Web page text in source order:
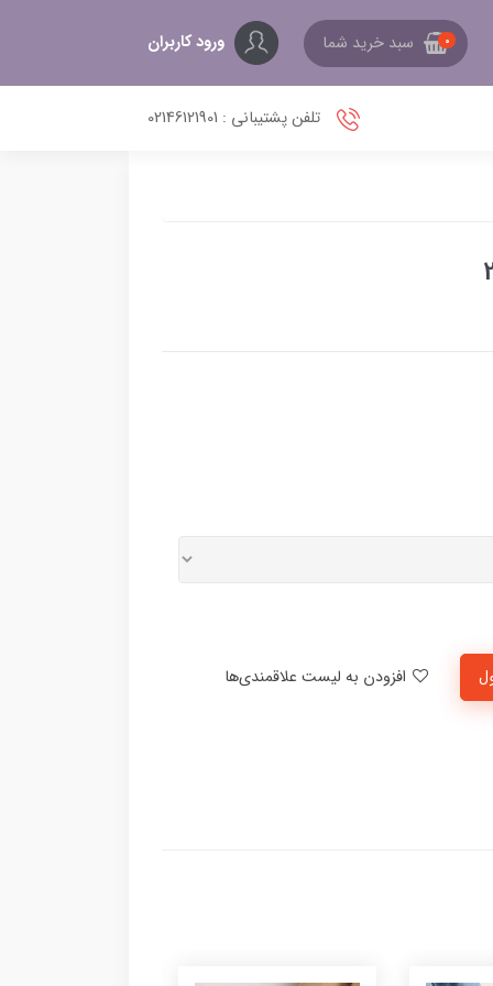
0 سبد خرید شما ورود کاربران
تلفن پشتیبانی : 02146121901